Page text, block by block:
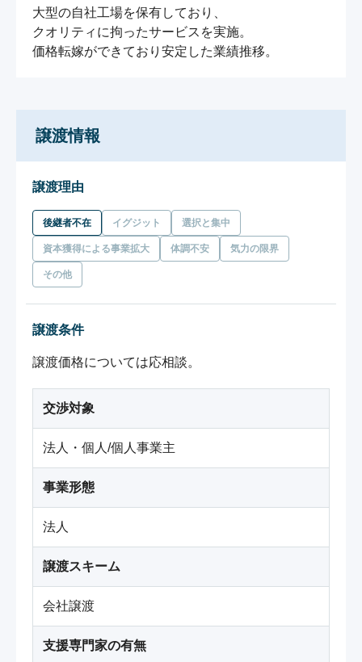
大型の自社工場を保有しており、
クオリティに拘ったサービスを実施。
価格転嫁ができており安定した業績推移。
譲渡情報
譲渡理由
後継者不在 イグジット 選択と集中
資本獲得による事業拡大 体調不安 気力の限界
その他
譲渡条件
譲渡価格については応相談。
交渉対象
法人・個人/個人事業主
事業形態
法人
譲渡スキーム
会社譲渡
支援専門家の有無